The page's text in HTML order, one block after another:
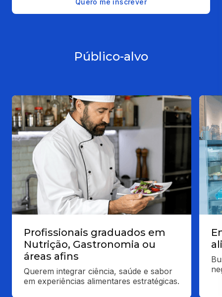
Público-alvo
Profissionais graduados em
Nutrição, Gastronomia ou
áreas afins
Querem integrar ciência, saúde e sabor
em experiências alimentares estratégicas.